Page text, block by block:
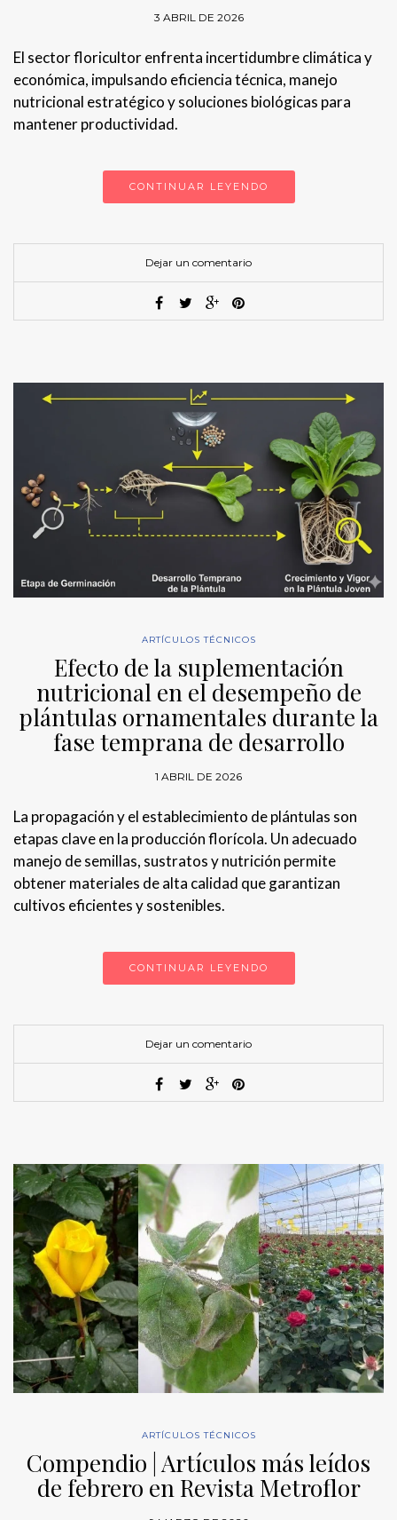
3 ABRIL DE 2026
El sector floricultor enfrenta incertidumbre climática y
económica, impulsando eficiencia técnica, manejo
nutricional estratégico y soluciones biológicas para
mantener productividad.
CONTINUAR LEYENDO
Dejar un comentario
ARTÍCULOS TÉCNICOS
Efecto de la suplementación
nutricional en el desempeño de
plántulas ornamentales durante la
fase temprana de desarrollo
1 ABRIL DE 2026
La propagación y el establecimiento de plántulas son
etapas clave en la producción florícola. Un adecuado
manejo de semillas, sustratos y nutrición permite
obtener materiales de alta calidad que garantizan
cultivos eficientes y sostenibles.
CONTINUAR LEYENDO
Dejar un comentario
ARTÍCULOS TÉCNICOS
Compendio | Artículos más leídos
de febrero en Revista Metroflor